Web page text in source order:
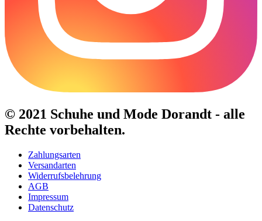
© 2021 Schuhe und Mode Dorandt - alle
Rechte vorbehalten.
Zahlungsarten
Versandarten
Widerrufsbelehrung
AGB
Impressum
Datenschutz